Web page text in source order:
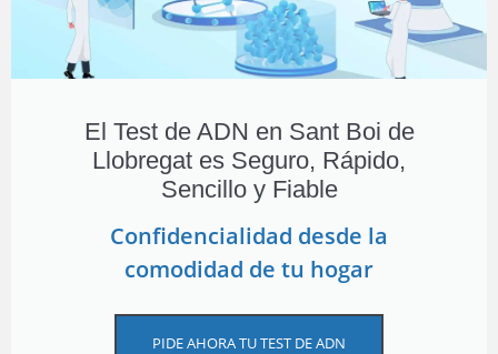
El Test de ADN en Sant Boi de
Llobregat es Seguro, Rápido,
Sencillo y Fiable
Confidencialidad desde la
comodidad de tu hogar
PIDE AHORA TU TEST DE ADN